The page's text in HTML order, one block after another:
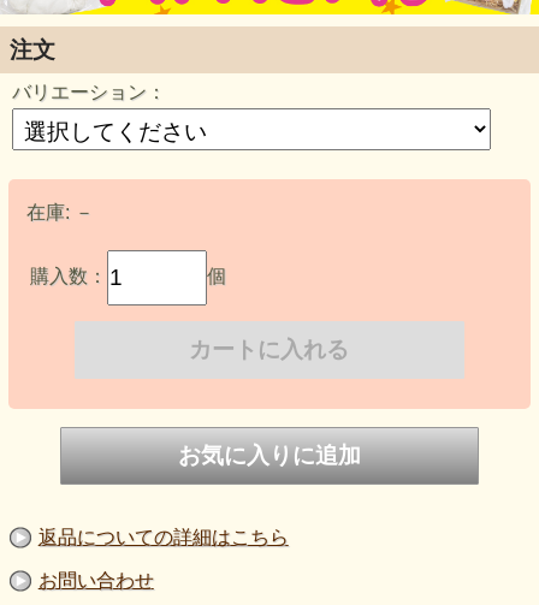
注文
バリエーション：
在庫: －
購入数： 個
返品についての詳細はこちら
お問い合わせ